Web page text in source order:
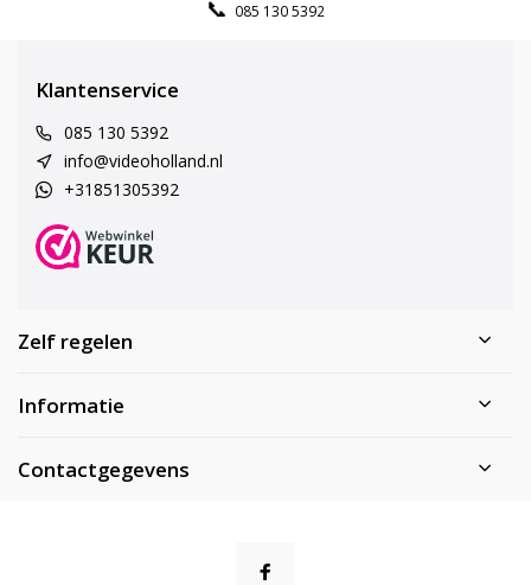
085 130 5392
Klantenservice
085 130 5392
info@videoholland.nl
+31851305392
Zelf regelen
Informatie
Contactgegevens